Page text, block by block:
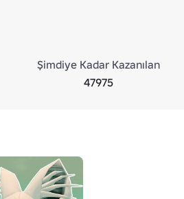
Şimdiye Kadar Kazanılan
47975